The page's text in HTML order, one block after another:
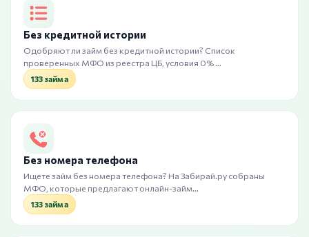
Без кредитной истории
Одобряют ли займ без кредитной истории? Список
проверенных МФО из реестра ЦБ, условия 0% …
133 займа
Без номера телефона
Ищете займ без номера телефона? На Забирай.ру собраны
МФО, которые предлагают онлайн-займ…
133 займа